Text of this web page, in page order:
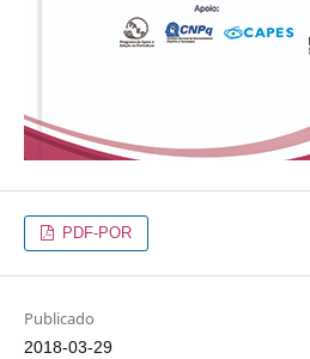
PDF-POR
Publicado
2018-03-29